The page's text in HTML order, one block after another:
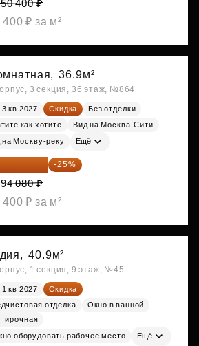
400 ₽
400 ₽ за м²
36.9м²
3 секция, 36 этаж, №864
3 кв 2027 Скидка
Без отделки
как хотите
Вид на Москва-Сити
на Москву-реку Ещё
560 ₽ -25%
080 ₽
400 ₽ за м²
40.9м²
1 секция, 9 этаж, №45
1 кв 2027
Скидка
отделка
Окно в ванной
оборудовать рабочее место Ещё